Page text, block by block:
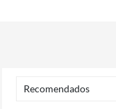
Recomendados